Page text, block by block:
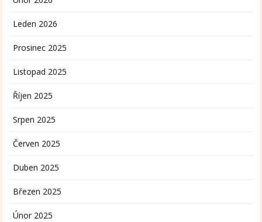
Leden 2026
Prosinec 2025
Listopad 2025
Říjen 2025
Srpen 2025
Červen 2025
Duben 2025
Březen 2025
Únor 2025